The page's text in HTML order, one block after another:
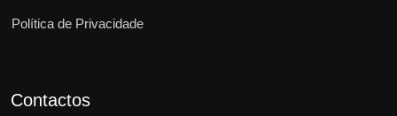
Política de Privacidade
Contactos